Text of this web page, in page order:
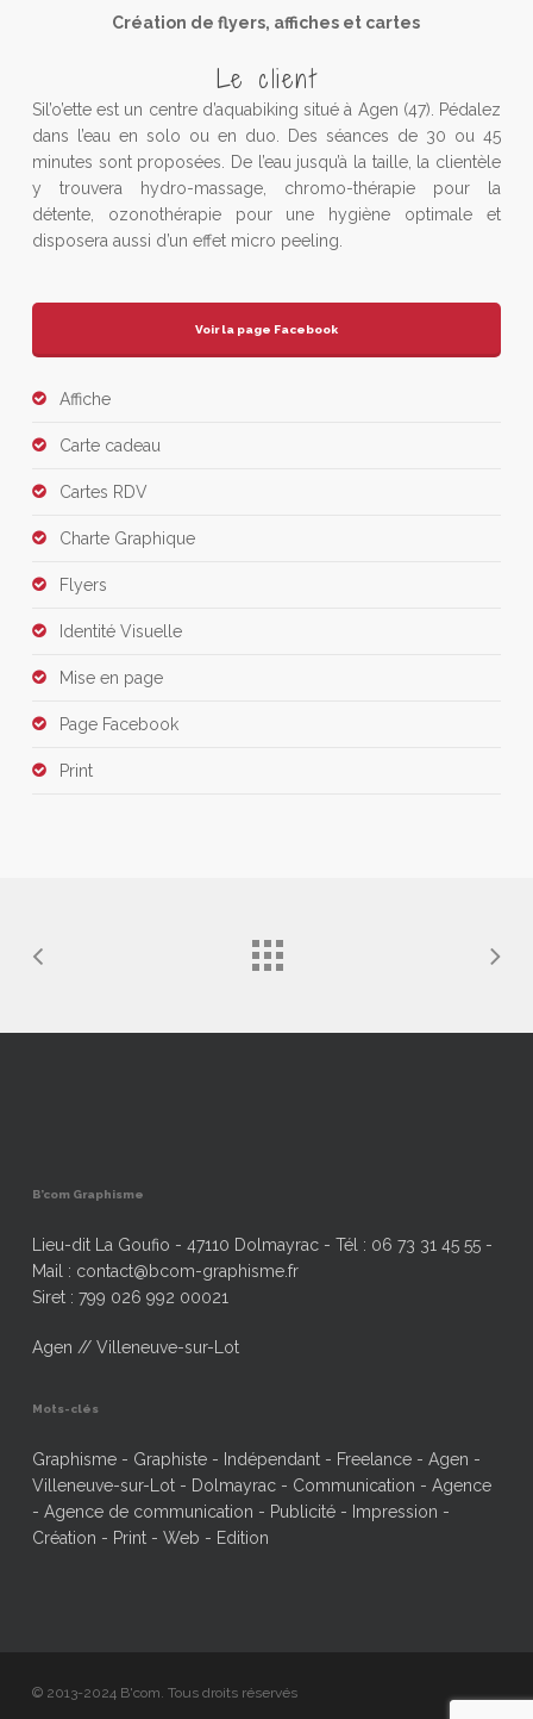
Création de flyers, affiches et cartes
Le client
Sil’o’ette est un centre d’aquabiking situé à Agen (47). Pédalez
dans l’eau en solo ou en duo. Des séances de 30 ou 45
minutes sont proposées. De l’eau jusqu’à la taille, la clientèle
y trouvera hydro-massage, chromo-thérapie pour la
détente, ozonothérapie pour une hygiène optimale et
disposera aussi d’un effet micro peeling.
Voir la page Facebook
Affiche
Carte cadeau
Cartes RDV
Charte Graphique
Flyers
Identité Visuelle
Mise en page
Page Facebook
Print
B’com Graphisme
Lieu-dit La Goufio - 47110 Dolmayrac - Tél : 06 73 31 45 55 -
Mail : contact@bcom-graphisme.fr
Siret : 799 026 992 00021
Agen // Villeneuve-sur-Lot
Mots-clés
Graphisme - Graphiste - Indépendant - Freelance - Agen -
Villeneuve-sur-Lot - Dolmayrac - Communication - Agence
- Agence de communication - Publicité - Impression -
Création - Print - Web - Edition
© 2013-2024 B'com. Tous droits réservés